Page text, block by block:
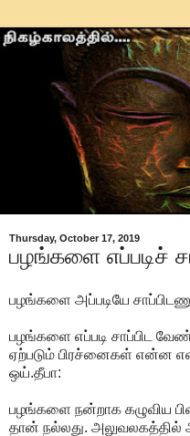
Thursday, October 17, 2019
பழங்களை எப்படிச்
பழங்களை அப்படியே
பழங்களை எப்படி சாப்பிட
ஏற்படும் பிரச்னைகள் என்ன
ஒய்.தீபா:
பழங்களை நன்றாக கழுவிய
தான் நல்லது. அலுவலகத்தில்